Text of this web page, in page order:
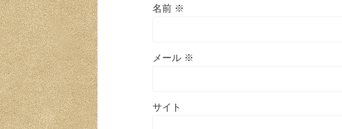
名前 ※
メール ※
サイト